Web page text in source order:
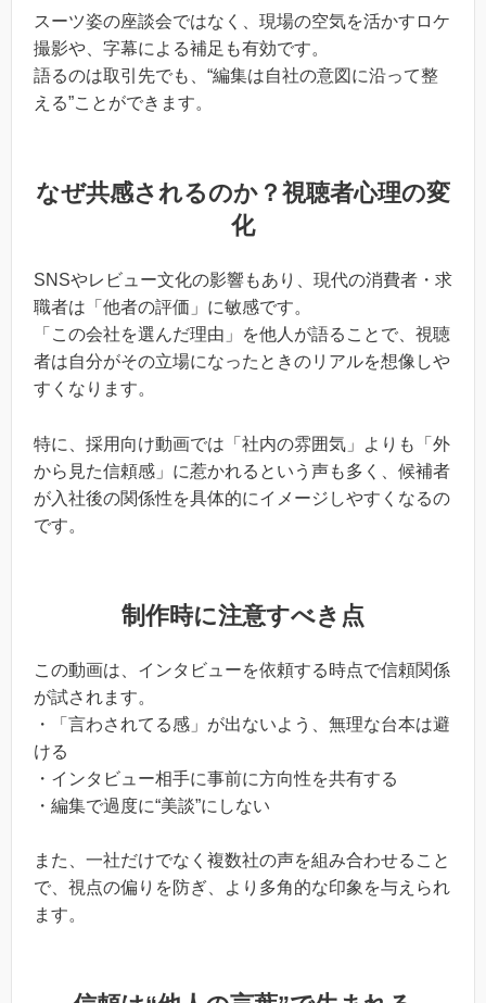
スーツ姿の座談会ではなく、現場の空気を活かすロケ
撮影や、字幕による補足も有効です。
語るのは取引先でも、“編集は自社の意図に沿って整
える”ことができます。
なぜ共感されるのか？視聴者心理の変
化
SNSやレビュー文化の影響もあり、現代の消費者・求
職者は「他者の評価」に敏感です。
「この会社を選んだ理由」を他人が語ることで、視聴
者は自分がその立場になったときのリアルを想像しや
すくなります。
特に、採用向け動画では「社内の雰囲気」よりも「外
から見た信頼感」に惹かれるという声も多く、候補者
が入社後の関係性を具体的にイメージしやすくなるの
です。
制作時に注意すべき点
この動画は、インタビューを依頼する時点で信頼関係
が試されます。
・「言わされてる感」が出ないよう、無理な台本は避
ける
・インタビュー相手に事前に方向性を共有する
・編集で過度に“美談”にしない
また、一社だけでなく複数社の声を組み合わせること
で、視点の偏りを防ぎ、より多角的な印象を与えられ
ます。